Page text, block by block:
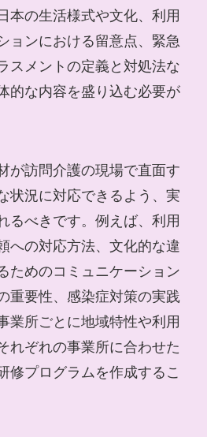
本の生活様式や文化、利用
ョンにおける留意点、緊急
スメントの定義と対処法な
的な内容を盛り込む必要が
が訪問介護の現場で直面す
状況に対応できるよう、実
るべきです。例えば、利用
への対応方法、文化的な違
ためのコミュニケーション
重要性、感染症対策の実践
業所ごとに地域特性や利用
れぞれの事業所に合わせた
修プログラムを作成するこ